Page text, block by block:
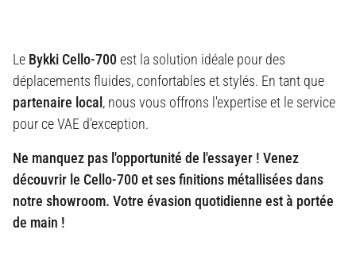
Le Bykki Cello-700 est la solution idéale pour des
déplacements fluides, confortables et stylés. En tant que
partenaire local , nous vous offrons l'expertise et le service
pour ce VAE d'exception.
Ne manquez pas l'opportunité de l'essayer ! Venez
découvrir le Cello-700 et ses finitions métallisées dans
notre showroom. Votre évasion quotidienne est à portée
de main !